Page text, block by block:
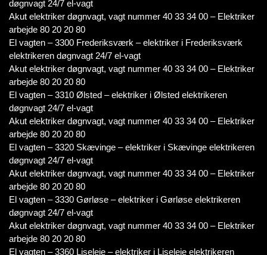
døgnvagt 24/7 el-vagt
Akut elektriker døgnvagt, vagt nummer 40 33 34 00 – Elektriker
arbejde 80 20 20 80
El vagten – 3300 Frederiksværk – elektriker i Frederiksværk
elektrikeren døgnvagt 24/7 el-vagt
Akut elektriker døgnvagt, vagt nummer 40 33 34 00 – Elektriker
arbejde 80 20 20 80
El vagten – 3310 Ølsted – elektriker i Ølsted elektrikeren
døgnvagt 24/7 el-vagt
Akut elektriker døgnvagt, vagt nummer 40 33 34 00 – Elektriker
arbejde 80 20 20 80
El vagten – 3320 Skævinge – elektriker i Skævinge elektrikeren
døgnvagt 24/7 el-vagt
Akut elektriker døgnvagt, vagt nummer 40 33 34 00 – Elektriker
arbejde 80 20 20 80
El vagten – 3330 Gørløse – elektriker i Gørløse elektrikeren
døgnvagt 24/7 el-vagt
Akut elektriker døgnvagt, vagt nummer 40 33 34 00 – Elektriker
arbejde 80 20 20 80
El vagten – 3360 Liseleje – elektriker i Liseleje elektrikeren